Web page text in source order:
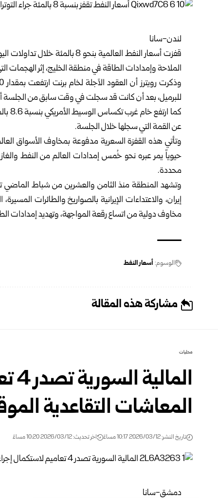
لندن-سانا
قفزتأسعار النفط
العالمية بنحو 8 بالمئة
الملاحة وإمدادات الطاقة في منطقة الخليج، إثر
للبرميل، بعد أن كانت قد سجلت في وقت سابق من الجلسة أعلى
عن القمة التي سجلها خلال الجلسة.
وتأتي هذه القفزة السعرية مدفوعة بمخاوف الأسواق
حيوياً يمر عبره نحو خُمس إمدادات العالم من النفط
محددة.
وتشهد المنطقة منذ الثامن والعشرين من شباط الماضي
إيران، والاعتداءات الإيرانية بالصواريخ والطائرات
مخاوف دولية من اتساع رقعة المواجهة، وتهديد إمدادات
الوسوم: أسعار النفط
مشاركة هذه المقالة
محليات
المعاشات التقاعدية
تاريخ النشر: 2026/03/12 10:17 مساءً اخر تحديث: 2026/03/12 10:20 مساءً
دمشق-سانا